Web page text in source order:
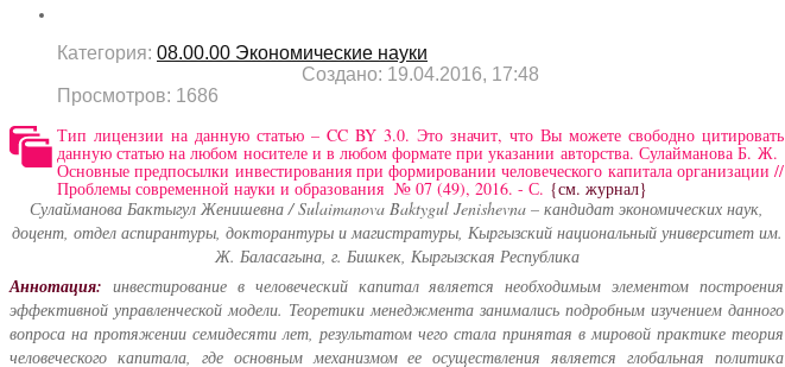
Категория: 08.00.00 Экономические науки
Создано: 19.04.2016, 17:48
Просмотров: 1686
Тип лицензии на данную статью – CC BY 3.0. Это значит, что Вы можете свободно цитировать
данную статью на любом носителе и в любом формате при указании авторства. Сулайманова Б. Ж.
Основные предпосылки инвестирования при формировании человеческого капитала организации //
Проблемы современной науки и образования № 07 (49), 2016. - С. {см. журнал}
Сулайманова Бактыгул Женишевна / Sulaimanova Baktygul Jenishevna – кандидат экономических наук,
доцент, отдел аспирантуры, докторантуры и магистратуры, Кыргызский национальный университет им.
Ж. Баласагына, г. Бишкек, Кыргызская Республика
Аннотация: инвестирование в человеческий капитал является необходимым элементом построения
эффективной управленческой модели. Теоретики менеджмента занимались подробным изучением данного
вопроса на протяжении семидесяти лет, результатом чего стала принятая в мировой практике теория
человеческого капитала, где основным механизмом ее осуществления является глобальная политика